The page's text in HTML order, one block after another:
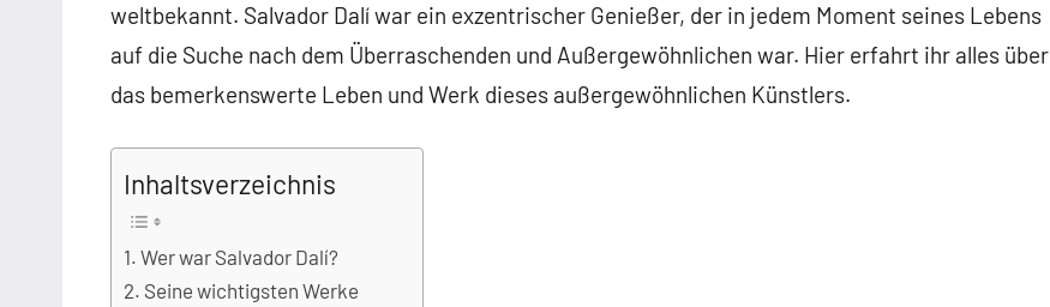
weltbekannt. Salvador Dalí war ein exzentrischer Genießer, der in jedem Moment seines Lebens
auf die Suche nach dem Überraschenden und Außergewöhnlichen war. Hier erfahrt ihr alles über
das bemerkenswerte Leben und Werk dieses außergewöhnlichen Künstlers.
Inhaltsverzeichnis
Wer war Salvador Dalí?
Seine wichtigsten Werke